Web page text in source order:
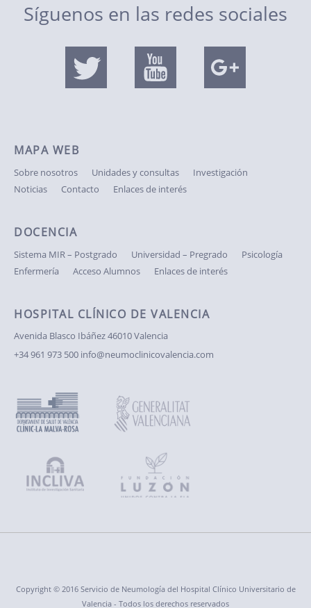
Síguenos en las redes sociales
HOSPITAL CLÍNICO DE VALENCIA
Avenida Blasco Ibáñez46010 Valencia
+34 961 973 500 info@neumoclinicovalencia.com
MAPA WEB
Sobre nosotros Unidades y consultas
Investigación
Noticias
Contacto Enlaces de interés
DOCENCIA
Sistema MIR – Postgrado Universidad – Pregrado
Psicología
Enfermería
Acceso Alumnos Enlaces de interés
Copyright © 2016 Servicio de Neumología del Hospital Clínico Universitario de
Valencia - Todos los derechos reservados